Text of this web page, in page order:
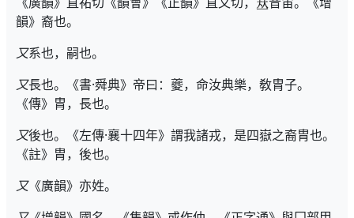
韻》裔也。
又系也，嗣也。
又長也。《書·舜典》帝曰：夔，命汝典樂，敎胄子。
《傳》胄，長也。
又後也。《左傳·襄十四年》謂我諸戎，是四嶽之裔胄也。
《註》胄，後也。
又《廣韻》亦姓。